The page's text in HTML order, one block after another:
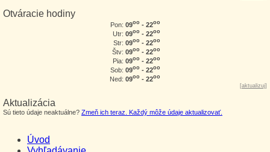
Otváracie hodiny
Pon: 09oo - 22oo
Utr: 09oo - 22oo
Str: 09oo - 22oo
Štv: 09oo - 22oo
Pia: 09oo - 22oo
Sob: 09oo - 22oo
Ned: 09oo - 22oo
[aktualizuj]
Aktualizácia
Sú tieto údaje neaktuálne? Zmeň ich teraz. Každý môže údaje aktualizovať.
Úvod